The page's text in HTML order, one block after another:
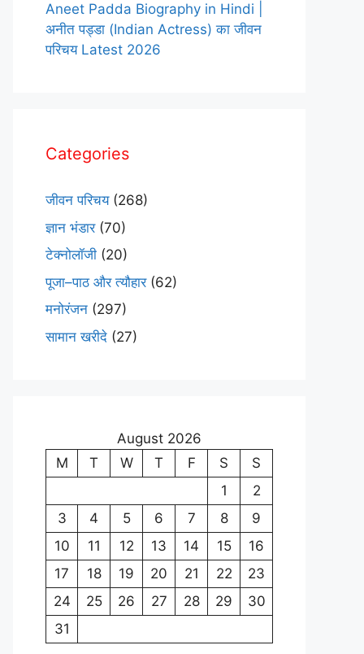
Aneet Padda Biography in Hindi |
अनीत पड्डा (Indian Actress) का जीवन
परिचय Latest 2026
Categories
जीवन परिचय(268)
ज्ञान भंडार(70)
टेक्नोलॉजी (20)
पूजा–पाठ और त्यौहार(62)
मनोरंजन (297)
सामान खरीदे (27)
August 2026
M
T W T F S
S
1
2
3
4 5 6 7 8
9
10
11 12 13 14 15
16
17
18 19 20 21 22
23
24
25 26 27 28 29
30
31